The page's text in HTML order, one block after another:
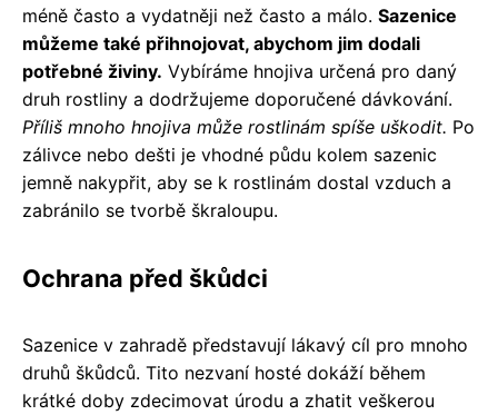
méně často a vydatněji než často a málo. Sazenice
můžeme také přihnojovat, abychom jim dodali
potřebné živiny. Vybíráme hnojiva určená pro daný
druh rostliny a dodržujeme doporučené dávkování.
Příliš mnoho hnojiva může rostlinám spíše uškodit. Po
zálivce nebo dešti je vhodné půdu kolem sazenic
jemně nakypřit, aby se k rostlinám dostal vzduch a
zabránilo se tvorbě škraloupu.
Ochrana před škůdci
Sazenice v zahradě představují lákavý cíl pro mnoho
druhů škůdců. Tito nezvaní hosté dokáží během
krátké doby zdecimovat úrodu a zhatit veškerou